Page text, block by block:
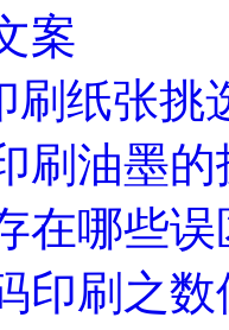
案
刷纸张挑
刷油墨的
在哪些误
印刷之